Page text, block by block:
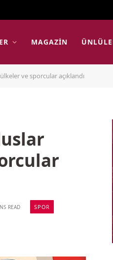
MAGAZIN
ve sporcular açıklandı
READ SPOR